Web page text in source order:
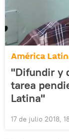
América
"Difundir y
tarea
Latina"
17 de julio 2018,